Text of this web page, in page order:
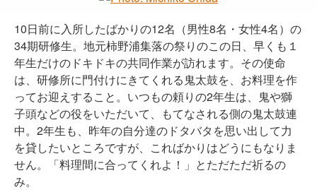
10日前に入所したばかりの12名（男性8名・女性4名）の
34期研修生。地元柿野浦集落の祭りのこの日、早くも１
年生だけのドキドキの共同作業が訪れます。その使命
は、研修所に門付けにきてくれる鬼太鼓を、お料理を作
ってお迎えすること。いつもの頼りの2年生は、鬼や獅
子頭などの役をいただいて、もてなされる側の鬼太鼓連
中。2年生も、昨年の自分達のドタバタを思い出して力
を貸したいところですが、こればかりはどうにもなりま
せん。「料理間に合ってくれよ！」とただただ祈るの
み。